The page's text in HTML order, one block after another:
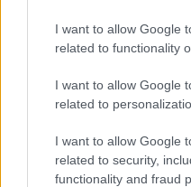
I want to allow Google
related to functionality
I want to allow Google
related to
I want to allow Google
related to security,
functionality and fraud
Mr.
@P.Freddy:
Hol olvastad?
Befizetnék rá. :-)